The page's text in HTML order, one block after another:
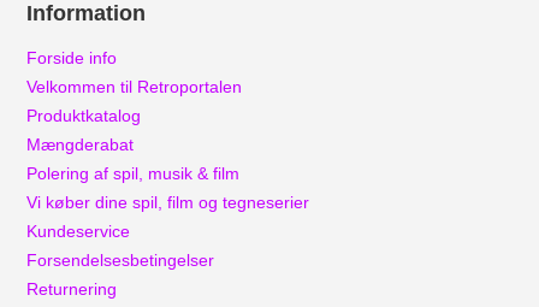
Information
Forside info
Velkommen til Retroportalen
Produktkatalog
Mængderabat
Polering af spil, musik & film
Vi køber dine spil, film og tegneserier
Kundeservice
Forsendelsesbetingelser
Returnering